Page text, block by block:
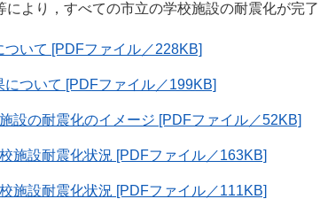
より，すべての市立の学校施設の耐震化が完了
いて [PDFファイル／228KB]
ついて [PDFファイル／199KB]
設の耐震化のイメージ [PDFファイル／52KB]
施設耐震化状況 [PDFファイル／163KB]
施設耐震化状況 [PDFファイル／111KB]